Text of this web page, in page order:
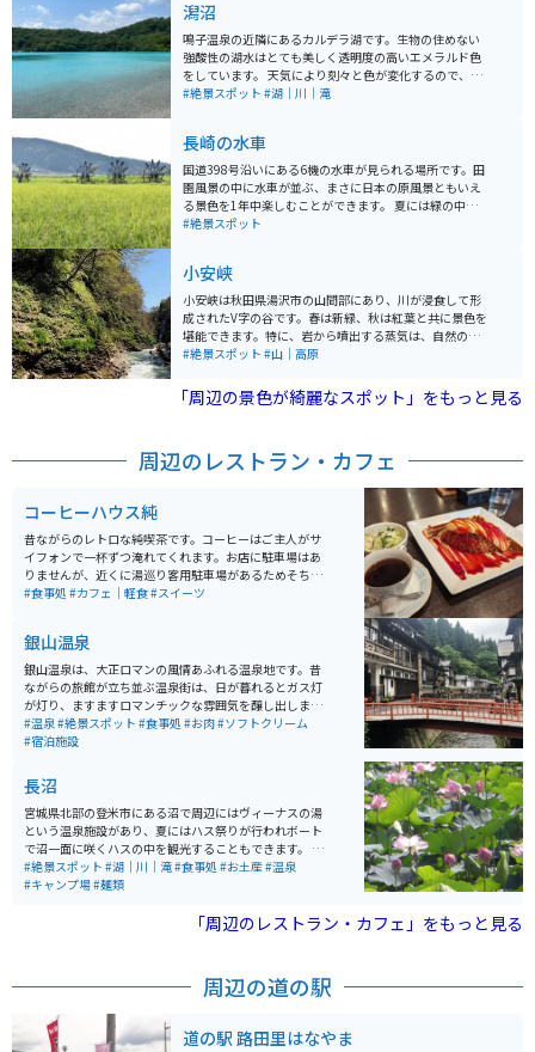
潟沼
鳴子温泉の近隣にあるカルデラ湖です。生物の住めない
強酸性の湖水はとても美しく透明度の高いエメラルド色
をしています。 天気により刻々と色が変化するので、見
ていて飽きません。周囲は硫黄の煙が噴き出ていて神秘
のもオススメです。 11月下旬～４月下旬は冬季閉鎖にな
ります。鳴子温泉から近いので温泉に行くついでに気軽
に寄れます。
#絶景スポット #湖｜川｜滝
長崎の水車
国道398号沿いにある6機の水車が見られる場所です。田
園風景の中に水車が並ぶ、まさに日本の原風景ともいえ
る景色を1年中楽しむことができます。 夏には緑の中
を、秋には金色の稲の中を、そして冬には水車が凍りつ
#絶景スポット
小安峡
小安峡は秋田県湯沢市の山間部にあり、川が浸食して形
成されたV字の谷です。春は新緑、秋は紅葉と共に景色を
堪能できます。特に、岩から噴出する蒸気は、自然の雄
大さを肌で感じることができ、かなりのインパクトがあ
#絶景スポット #山｜高原
「周辺の景色が綺麗なスポット」をもっと見る
周辺のレストラン・カフェ
コーヒーハウス純
昔ながらのレトロな純喫茶です。コーヒーはご主人がサ
イフォンで一杯ずつ淹れてくれます。お店に駐車場はあ
りませんが、近くに湯巡り客用駐車場があるためそちら
に停めると徒歩でアクセスできます。メニューはナポリ
#食事処 #カフェ｜軽食#スイーツ
銀山温泉
銀山温泉は、大正ロマンの風情あふれる温泉地です。昔
ながらの旅館が立ち並ぶ温泉街は、日が暮れるとガス灯
が灯り、ますますロマンチックな雰囲気を醸し出しま
す。銀山温泉は、慶長年間に栄えた延沢銀山から名付け
られました。温泉宿が温泉街の中心に通る銀山川の両岸
かしさと秘湯感を思わせる雰囲気が人気な観光スポット
です。 この温泉地は、山に囲まれていて、大正末期から
昭和初期に建てられた木造多層の旅館が立ち並んでいま
す。季節によって様々な表情を見せることもあり、年間
を通して楽しめる観光スポットとして人気があります。
温泉以外にも、尾花沢牛やそばなどの地元のグルメも堪
能できます。
#温泉#絶景スポット #食事処 #お肉#ソフトクリーム
#宿泊施設
長沼
宮城県北部の登米市にある沼で周辺にはヴィーナスの湯
という温泉施設があり、夏にはハス祭りが行われボート
で沼一面に咲くハスの中を観光することもできます。 他
にはキャンプ場やボート場、物産館にアスレチックやロ
ーラー滑り台のあるオランダ風車が目印の長沼フートピ
おりませんが、春には風土マラソンという登米市の特産
#絶景スポット #湖｜川｜滝#食事処 #お土産#温泉
#キャンプ場#麺類
「周辺のレストラン・カフェ」をもっと見る
周辺の道の駅
道の駅 路田里はなやま